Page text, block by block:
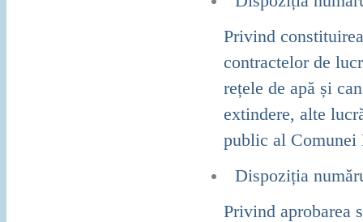
Privind
contractelor de
rețele de apă și
extindere, alte
public al
Dispoziția
Privind aprobarea